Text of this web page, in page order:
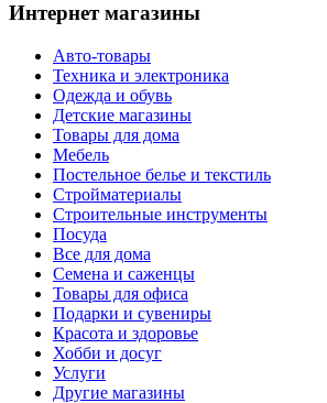
Интернет магазины
Авто-товары
Техника и электроника
Одежда и обувь
Детские магазины
Товары для дома
Мебель
Постельное белье и текстиль
Стройматериалы
Строительные инструменты
Посуда
Все для дома
Семена и саженцы
Товары для офиса
Подарки и сувениры
Красота и здоровье
Хобби и досуг
Услуги
Другие магазины